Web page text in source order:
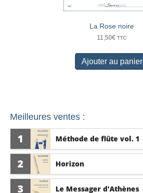
La Rose noire
11,50€ TTC
Ajouter au panier
Meilleures ventes :
1 Méthode de flûte vol. 1
2 Horizon
3 Le Messager d'Athènes